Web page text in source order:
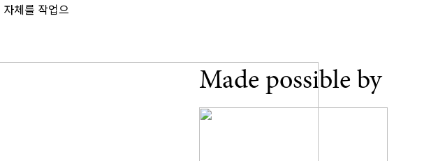
체를 작업으
Made possible by